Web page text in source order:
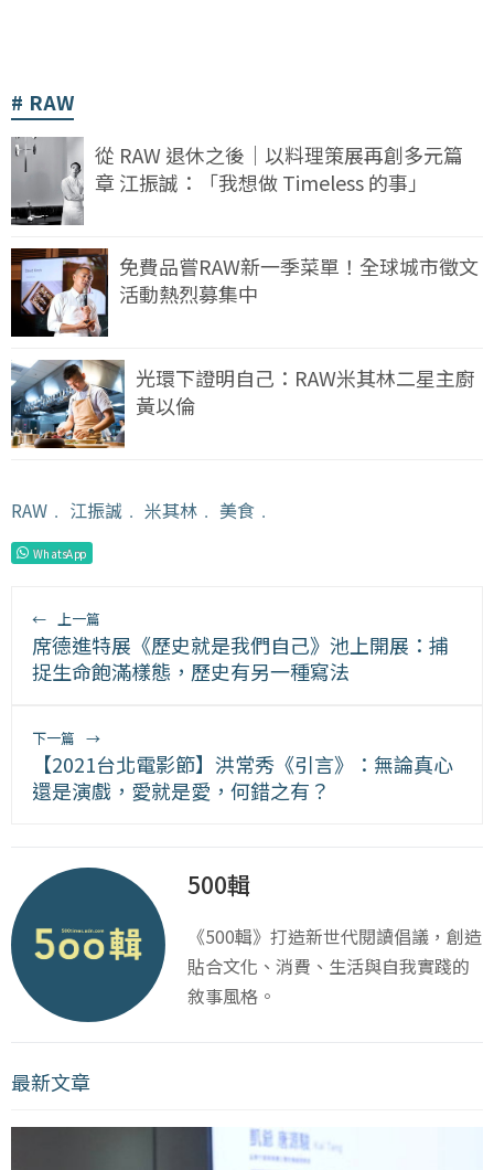
RAW
從 RAW 退休之後｜以料理策展再創多元篇
章 江振誠：「我想做 Timeless 的事」
免費品嘗RAW新一季菜單！全球城市徵文
活動熱烈募集中
光環下證明自己：RAW米其林二星主廚
黃以倫
RAW ﹒ 江振誠 ﹒ 米其林 ﹒ 美食 ﹒
WhatsApp
← 上一篇
席德進特展《歷史就是我們自己》池上開展：捕
捉生命飽滿樣態，歷史有另一種寫法
下一篇 →
【2021台北電影節】洪常秀《引言》：無論真心
還是演戲，愛就是愛，何錯之有？
500輯
《500輯》打造新世代閱讀倡議，創造
貼合文化、消費、生活與自我實踐的
敘事風格。
最新文章